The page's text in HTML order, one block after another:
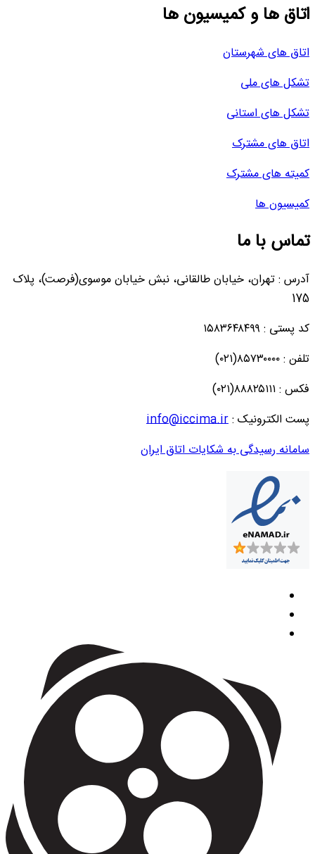
اتاق ها و کمیسیون ها
اتاق های شهرستان
تشکل های ملی
تشکل های استانی
اتاق های مشترک
کمیته های مشترک
کمیسیون ها
تماس با ما
آدرس : تهران، خیابان طالقانی، نبش خیابان موسوی(فرصت)، پلاک
175
کد پستی : ۱۵۸۳۶۴۸۴۹۹
تلفن : ۸۵۷۳۰۰۰۰(۰۲۱)
فکس : ۸۸۸۲۵۱۱۱(۰۲۱)
پست الکترونیک :info@iccima.ir
سامانه رسیدگی به شکایات اتاق ایران